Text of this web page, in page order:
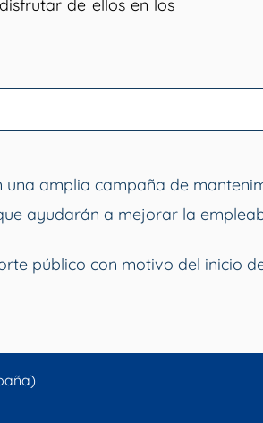
de ellos en los
amplia campaña de
ayudarán a mejorar la
público con motivo del inicio